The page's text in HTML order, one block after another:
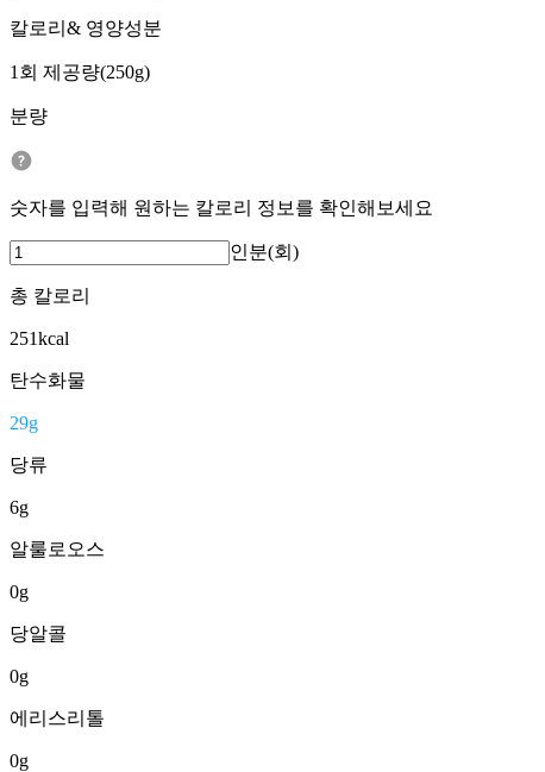
칼로리& 영양성분
1회 제공량(250g)
분량
숫자를 입력해 원하는 칼로리 정보를 확인해보세요
인분(회)
총 칼로리
251kcal
탄수화물
29g
당류
6g
알룰로오스
0g
당알콜
0g
에리스리톨
0g